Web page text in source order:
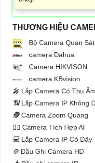
THƯƠNG HIỆU
Bộ Camera Quan Sát
camera Dahua
Camera HIKVISON
camera KBvision
️🎤️ Lắp Camera Có Thu Âm
📶Lắp Camera IP Không
🕵️Camera Zoom Quang
🧛‍♀️ Camera Tích Hợp AI
💻 Lắp Camera IP Có Dây
⚙️ Đầu Ghi Camera HD